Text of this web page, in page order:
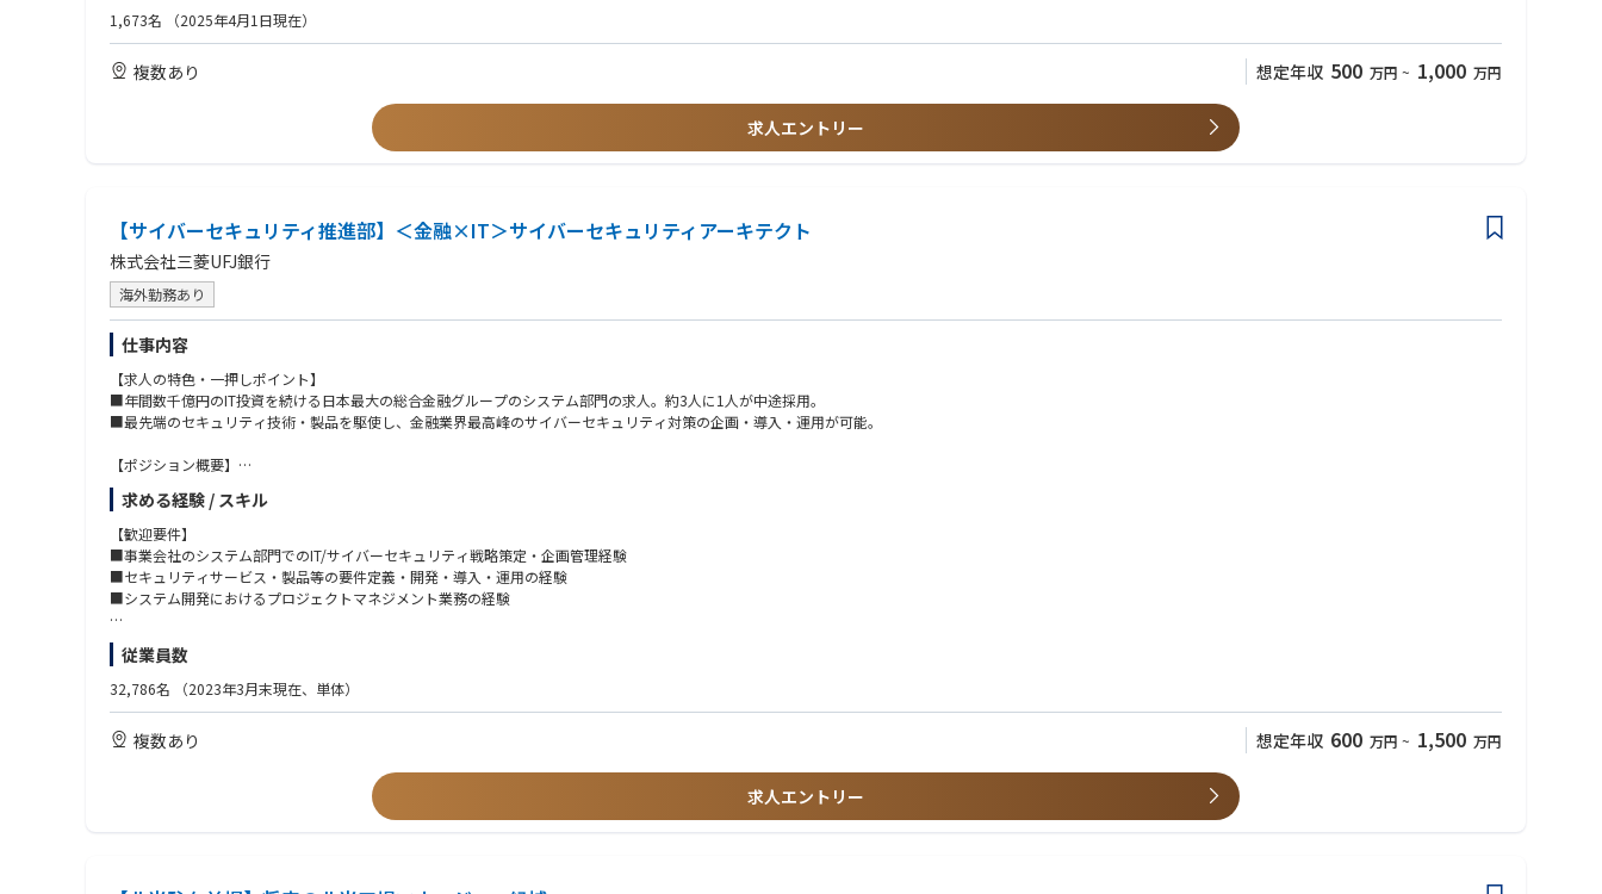
1,673名 （2025年4月1日現在）
複数あり 想定年収 500 万円 ~ 1,000 万円
求人エントリー
【サイバーセキュリティ推進部】＜金融×IT＞サイバーセキュリティアーキテクト
株式会社三菱UFJ銀行
海外勤務あり
仕事内容
【求人の特色・一押しポイント】
■年間数千億円のIT投資を続ける日本最大の総合金融グループのシステム部門の求人。約3人に1人が中途採用。
■最先端のセキュリティ技術・製品を駆使し、金融業界最高峰のサイバーセキュリティ対策の企画・導入・運用が可能。
【ポジション概要】
当行および三菱UFJフィナンシャルグループ（MUFG）全体を対象に、セキュリティアーキテクチャ戦略を立案し、サイバーセキュリティサービス・製品等の導入企画・推進・運用をご担当いただきます。
【業務内容・役割】
具体的には以下のような業務を想定しています。
■当行およびMUFGのセキュリティアーキテクチャ戦略の立案
■戦略に基づいたセキュリティ対策の要件定義、およびそれらを実現するセキュリティサービス・製品等の選定
■各業務部門やシステム開発子会社と協力した各種セキュリティサービス・製品等の導入推進・プロジェクトマネジメント・運用
【配属予定部署】
サイバーセキュリティ推進部 サイバーセキュリティグループ、もしくはサイバーエンジニアリンググループ
当行およびMUFG全体のサイバーセキュリティ戦略を一手に担う組織です。インシデントレスポンス、セキュリティ監視、脅威インテリジェンス、セキュリティ対策製品の導入・運用等の外部脅威への対応も担いま
求める経験 / スキル
【歓迎要件】
■事業会社のシステム部門でのIT/サイバーセキュリティ戦略策定・企画管理経験
■セキュリティサービス・製品等の要件定義・開発・導入・運用の経験
■システム開発におけるプロジェクトマネジメント業務の経験
【必須な英語力】
初級：簡単な読み書き・会話であれば可能
■情報処理安全確保支援士
■CISSP（Certified Information Systems Security Professional）
■CISA（Certified Information Systems Auditor）
■CISM（Certified Information Systems Manager）
■GIAC（Global Information Assurance Certification）
従業員数
32,786名 （2023年3月末現在、単体）
複数あり 想定年収 600 万円 ~ 1,500 万円
求人エントリー